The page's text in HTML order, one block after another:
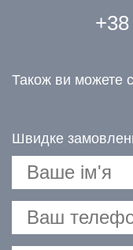
Також ви можете
Швидке